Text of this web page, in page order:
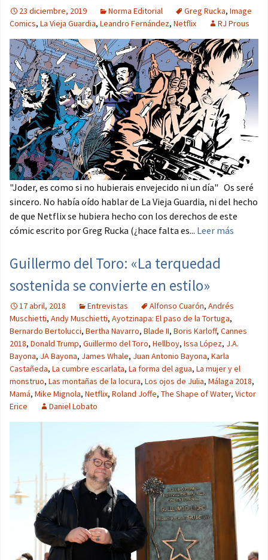
23 diciembre, 2019 Norma Editorial Greg Rucka, Image
Comics, La Vieja Guardia, Leandro Fernández, Netflix RJ Prous
"Joder, es como si no hubierais envejecido ni un día" Os seré
sincero. No había oído hablar de La Vieja Guardia, ni del hecho
de que Netflix se hubiera hecho con los derechos de este
cómic escrito por Greg Rucka (¿hace falta es... Leer más
Guillermo del Toro: «La terquedad
sostenida se convierte en estilo»
17 abril, 2018 Entrevistas Alfonso Cuarón, Andrés
Muschietti, Andy Muschietti, Ayotzinapa: El paso de la Tortuga,
Bernardo Bertolucci, Bertha Navarro, Blade II, Boris Karloff, Cannes
2018, Donald Trump, Guillermo del Toro, Hellboy, Issa López, J.A.
Bayona, JA Bayona, James Whale, Juan Antonio Bayona, Karla
Castañeda, La cumbre escarlata, La forma del agua, La mujer y el
monstruo, Las montañas de la locura, Los ojos de Julia, Málaga 2018,
Mamá, Mike Mignola, Netflix, Roland Joffe, The Shape of Water, Victor
Erice
Daniel Lobato